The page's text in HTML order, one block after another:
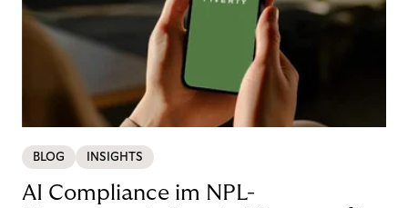
BLOG INSIGHTS
AI Compliance im NPL-